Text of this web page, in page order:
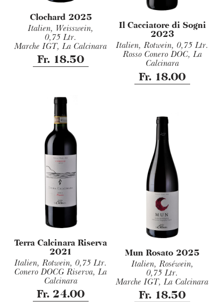
Il Cacciatore di Sogni
2023
Italien, Rotwein, 0,75 Ltr.
Rosso Conero DOC, La
Calcinara
Fr. 18.00
Clochard 2025
Italien, Weisswein,
0,75 Ltr.
Marche IGT, La Calcinara
Fr. 18.50
Terra Calcinara Riserva
2021
Italien, Rotwein, 0,75 Ltr.
Conero DOCG Riserva, La
Calcinara
Fr. 24.00
Mun Rosato 2025
Italien, Roséwein,
0,75 Ltr.
Marche IGT, La Calcinara
Fr. 18.50